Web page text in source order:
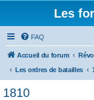
Les
FAQ
Accueil du forum
Les ordres de batailles
1810